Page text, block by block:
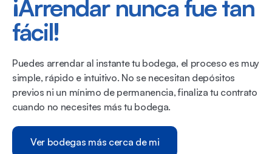
¡Arrendar nunca fue tan
fácil!
Puedes arrendar al instante tu bodega, el proceso es muy
simple, rápido e intuitivo. No se necesitan depósitos
previos ni un mínimo de permanencia, finaliza tu contrato
cuando no necesites más tu bodega.
Ver bodegas más cerca de mi